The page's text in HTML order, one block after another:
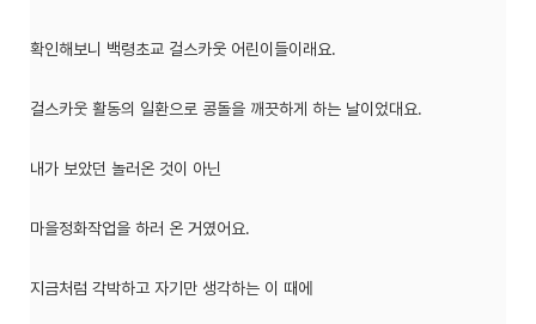
확인해보니 백령초교 걸스카웃 어린이들이래요.
걸스카웃 활동의 일환으로 콩돌을 깨끗하게 하는 날이었대요.
내가 보았던 놀러온 것이 아닌
마을정화작업을 하러 온 거였어요.
지금처럼 각박하고 자기만 생각하는 이 때에